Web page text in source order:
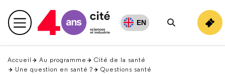
en
haut Menu principal EN
Rechercher
Accueil Au programme
Cité de la santé
Une question en santé ?
Questions santé